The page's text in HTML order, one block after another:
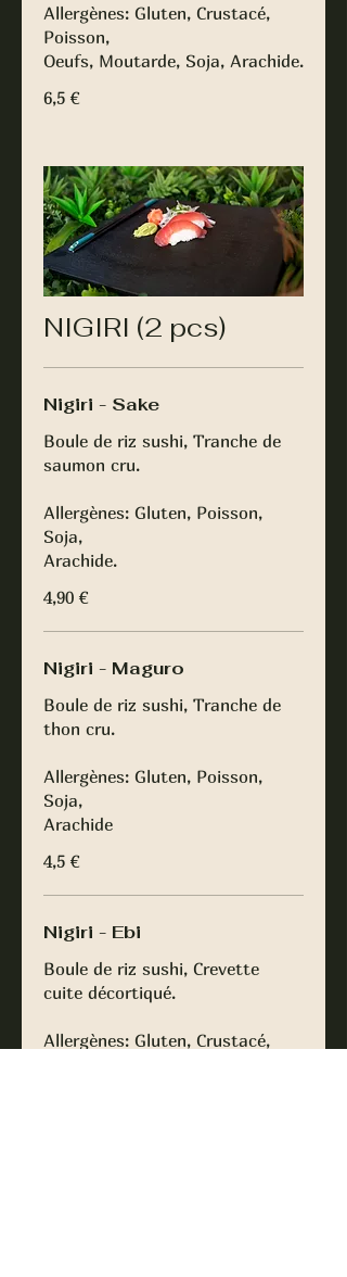
Allergènes: Gluten, Crustacé,
Poisson,
Oeufs, Moutarde, Soja, Arachide.
6,5 €
NIGIRI (2 pcs)
Nigiri - Sake
Boule de riz sushi, Tranche de
saumon cru.
Allergènes: Gluten, Poisson,
Soja,
Arachide.
4,90 €
Nigiri - Maguro
Boule de riz sushi, Tranche de
thon cru.
Allergènes: Gluten, Poisson,
Soja,
Arachide
4,5 €
Nigiri - Ebi
Boule de riz sushi, Crevette
cuite décortiqué.
Allergènes: Gluten, Crustacé,